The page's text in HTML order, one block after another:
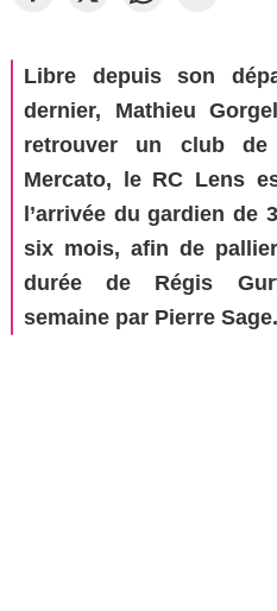
Libre depuis son
dernier, Mathieu
retrouver un club
Mercato, le RC Lens
l’arrivée du gardien de
six mois, afin de
durée de Régis
semaine par Pierre Sage.